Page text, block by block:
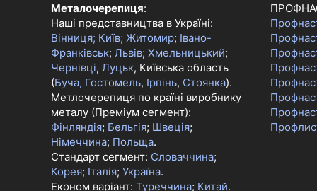
Металочерепиця:
Наші представництва в Україні:
Вінниця; Київ; Житомир; Івано-
Франківськ; Львів; Хмельницький;
Чернівці, Луцьк, Київська область
(Буча, Гостомель, Ірпінь, Стоянка).
Метлочерепиця по країні виробнику
металу (Преміум сегмент):
Фінляндія; Бельгія; Швеція;
Німеччина; Польща.
Стандарт сегмент: Словаччина;
Корея; Італія; Україна.
Економ варіант: Туреччина; Китай.